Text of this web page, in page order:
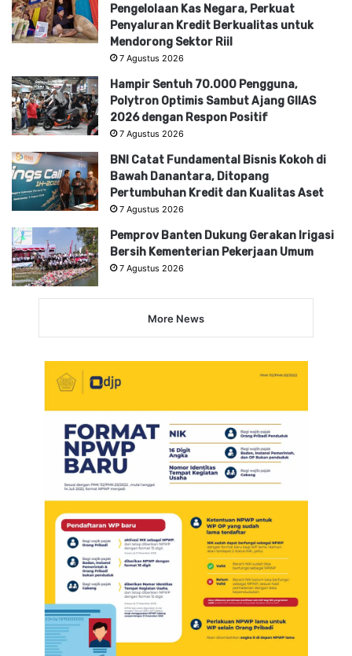
Pengelolaan Kas Negara, Perkuat
Penyaluran Kredit Berkualitas untuk
Mendorong Sektor Riil
7 Agustus 2026
Hampir Sentuh 70.000 Pengguna,
Polytron Optimis Sambut Ajang GIIAS
2026 dengan Respon Positif
7 Agustus 2026
BNI Catat Fundamental Bisnis Kokoh di
Bawah Danantara, Ditopang
Pertumbuhan Kredit dan Kualitas Aset
7 Agustus 2026
Pemprov Banten Dukung Gerakan Irigasi
Bersih Kementerian Pekerjaan Umum
7 Agustus 2026
More News